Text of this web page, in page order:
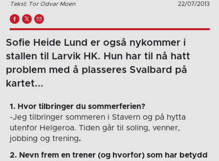
Tekst: Tor Odvar Moen 22/07/2013
Sofie Heide Lund er også nykommer i
stallen til Larvik HK. Hun har til nå hatt
problem med å plasseres Svalbard på
kartet...
1. Hvor tilbringer du sommerferien?
-Jeg tilbringer sommeren i Stavern og på hytta
utenfor Helgeroa. Tiden går til soling, venner,
jobbing og trening.
2. Nevn frem en trener (og hvorfor) som har betydd